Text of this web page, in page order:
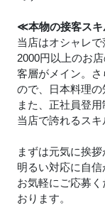
≪本物の接客ス
当店はオシャレ
2000円以上のお
客層がメイン。
ので、日本料理の
また、正社員登
当店で誇れるス
まずは元気に挨拶
明るい対応に自
お気軽にご応募
おります。